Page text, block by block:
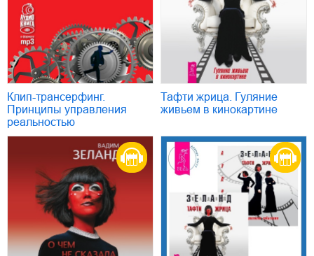
Клип-трансерфинг.
Принципы управления
реальностью
Тафти жрица. Гуляние
живьем в кинокартине